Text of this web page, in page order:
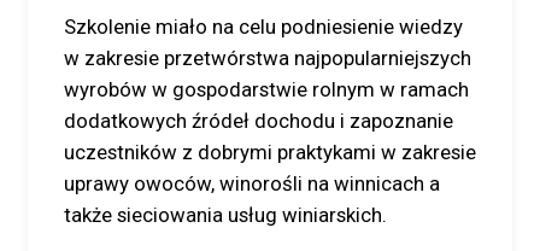
Szkolenie miało na celu podniesienie wiedzy
w zakresie przetwórstwa najpopularniejszych
wyrobów w gospodarstwie rolnym w ramach
dodatkowych źródeł dochodu i zapoznanie
uczestników z dobrymi praktykami w zakresie
uprawy owoców, winorośli na winnicach a
także sieciowania usług winiarskich.